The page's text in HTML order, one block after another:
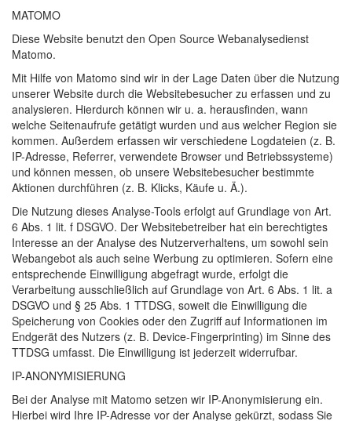
MATOMO
Diese Website benutzt den Open Source Webanalysedienst
Matomo.
Mit Hilfe von Matomo sind wir in der Lage Daten über die Nutzung
unserer Website durch die Websitebesucher zu erfassen und zu
analysieren. Hierdurch können wir u. a. herausfinden, wann
welche Seitenaufrufe getätigt wurden und aus welcher Region sie
kommen. Außerdem erfassen wir verschiedene Logdateien (z. B.
IP-Adresse, Referrer, verwendete Browser und Betriebssysteme)
und können messen, ob unsere Websitebesucher bestimmte
Aktionen durchführen (z. B. Klicks, Käufe u. Ä.).
Die Nutzung dieses Analyse-Tools erfolgt auf Grundlage von Art.
6 Abs. 1 lit. f DSGVO. Der Websitebetreiber hat ein berechtigtes
Interesse an der Analyse des Nutzerverhaltens, um sowohl sein
Webangebot als auch seine Werbung zu optimieren. Sofern eine
entsprechende Einwilligung abgefragt wurde, erfolgt die
Verarbeitung ausschließlich auf Grundlage von Art. 6 Abs. 1 lit. a
DSGVO und § 25 Abs. 1 TTDSG, soweit die Einwilligung die
Speicherung von Cookies oder den Zugriff auf Informationen im
Endgerät des Nutzers (z. B. Device-Fingerprinting) im Sinne des
TTDSG umfasst. Die Einwilligung ist jederzeit widerrufbar.
IP-ANONYMISIERUNG
Bei der Analyse mit Matomo setzen wir IP-Anonymisierung ein.
Hierbei wird Ihre IP-Adresse vor der Analyse gekürzt, sodass Sie